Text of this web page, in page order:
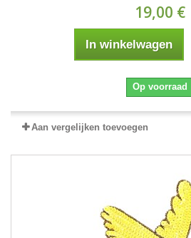
19,00 €
In winkelwagen
Op voorraad
Aan vergelijken toevoegen